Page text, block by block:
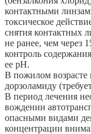
контактными
токсическое
снятия контактных
не ранее, чем через
контроль
ее рН.
В пожилом возрасте
дорзоламиду
В период лечения
вождении
опасными видами
концентрации